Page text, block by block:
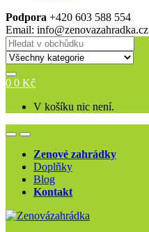
Podpora +420 603 588 554
Email: info@zenovazahradka.cz
Search
for:
0 0 Kč
V košíku nic není.
OpenClose
Zenové zahrádky
Doplňky
Blog
Kontakt